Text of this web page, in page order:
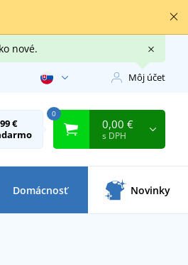
nové.
Môj účet
€
0
0,00 €
s DPH
Domácnosť Novinky